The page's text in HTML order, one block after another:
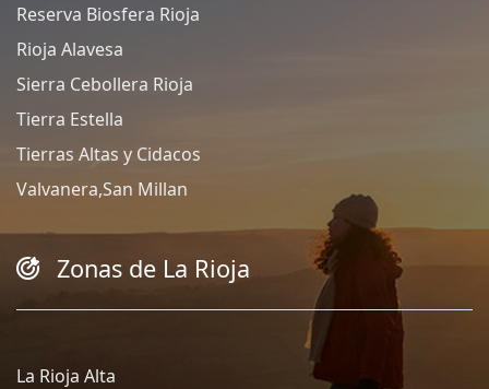
Reserva Biosfera Rioja
Rioja Alavesa
Sierra Cebollera Rioja
Tierra Estella
Tierras Altas y Cidacos
Valvanera,San Millan
Zonas de La Rioja
La Rioja Alta